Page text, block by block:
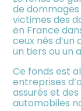
de dommages
victimes des
en France
ceux nés
un tiers ou un
Ce fonds est
entreprises
assurés et
automobiles